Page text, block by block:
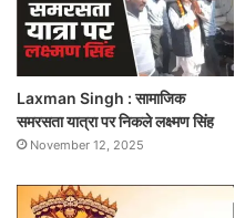
Laxman Singh : सामाजिक
समरसता यात्रा पर निकले लक्ष्मण सिंह
November 12, 2025